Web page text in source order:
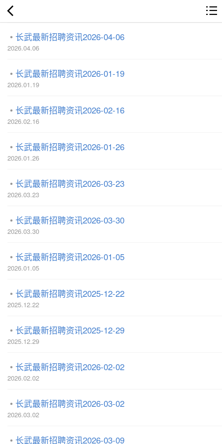
长武最新招聘资讯2026-04-06
2026.04.06
长武最新招聘资讯2026-01-19
2026.01.19
长武最新招聘资讯2026-02-16
2026.02.16
长武最新招聘资讯2026-01-26
2026.01.26
长武最新招聘资讯2026-03-23
2026.03.23
长武最新招聘资讯2026-03-30
2026.03.30
长武最新招聘资讯2026-01-05
2026.01.05
长武最新招聘资讯2025-12-22
2025.12.22
长武最新招聘资讯2025-12-29
2025.12.29
长武最新招聘资讯2026-02-02
2026.02.02
长武最新招聘资讯2026-03-02
2026.03.02
长武最新招聘资讯2026-03-09